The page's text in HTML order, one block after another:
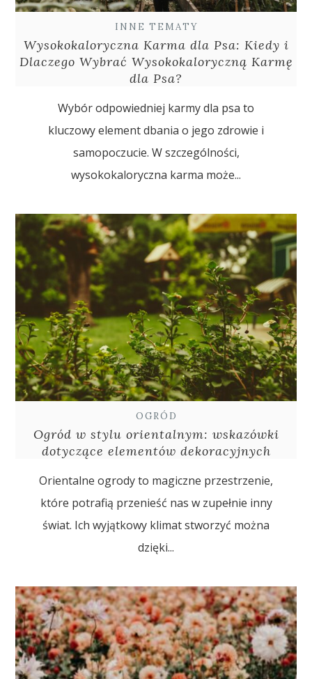
INNE TEMATY
Wysokokaloryczna Karma dla Psa: Kiedy i
Dlaczego Wybrać Wysokokaloryczną Karmę
dla Psa?
Wybór odpowiedniej karmy dla psa to
kluczowy element dbania o jego zdrowie i
samopoczucie. W szczególności,
wysokokaloryczna karma może...
OGRÓD
Ogród w stylu orientalnym: wskazówki
dotyczące elementów dekoracyjnych
Orientalne ogrody to magiczne przestrzenie,
które potrafią przenieść nas w zupełnie inny
świat. Ich wyjątkowy klimat stworzyć można
dzięki...